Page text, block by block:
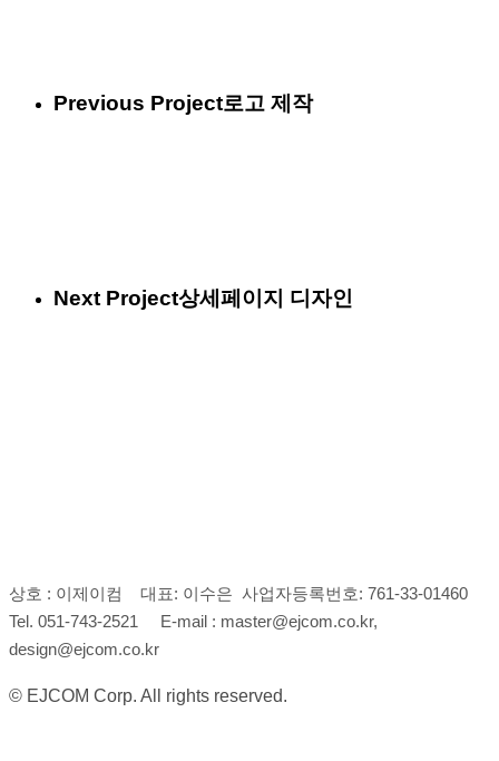
Previous Project로고 제작
Next Project상세페이지 디자인
상호 : 이제이컴 대표: 이수은 사업자등록번호: 761-33-01460
Tel. 051-743-2521 E-mail : master@ejcom.co.kr,
design@ejcom.co.kr
© EJCOM Corp. All rights reserved.